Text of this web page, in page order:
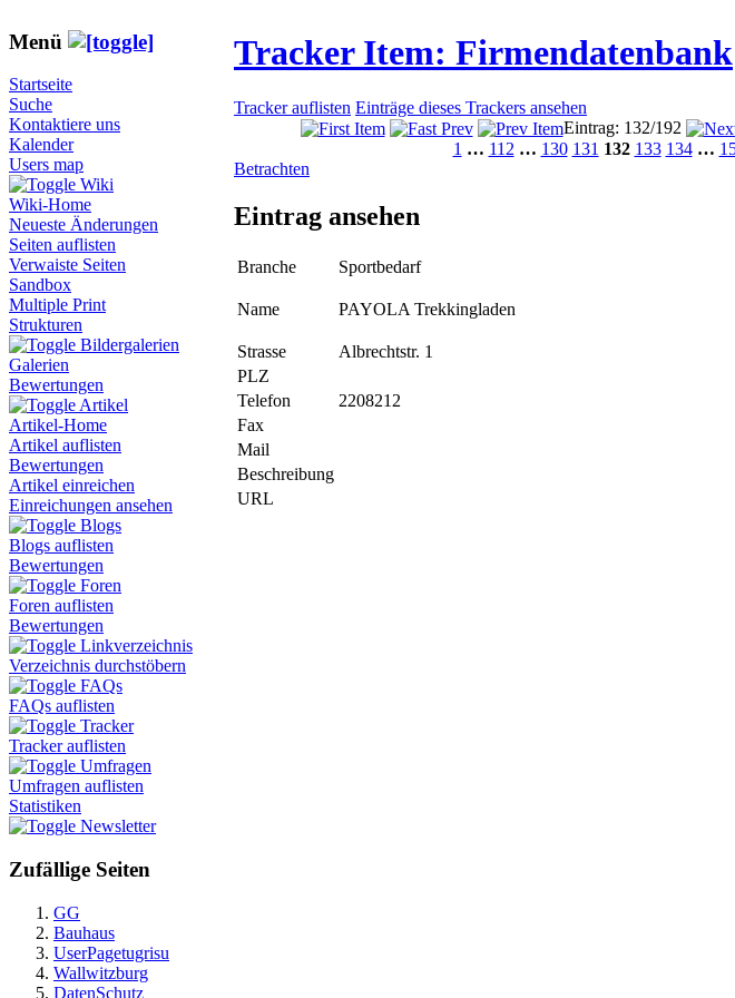
Menü
Startseite
Suche
Kontaktiere uns
Kalender
Users map
Wiki
Wiki-Home
Neueste Änderungen
Seiten auflisten
Verwaiste Seiten
Sandbox
Multiple Print
Strukturen
Bildergalerien
Galerien
Bewertungen
Artikel
Artikel-Home
Artikel auflisten
Bewertungen
Artikel einreichen
Einreichungen ansehen
Blogs
Blogs auflisten
Bewertungen
Foren
Foren auflisten
Bewertungen
Linkverzeichnis
Verzeichnis durchstöbern
FAQs
FAQs auflisten
Tracker
Tracker auflisten
Umfragen
Umfragen auflisten
Statistiken
Newsletter
Zufällige Seiten
GG
Bauhaus
UserPagetugrisu
Wallwitzburg
DatenSchutz
Tracker Item: Firmendatenbank
Tracker auflisten Einträge dieses Trackers ansehen
Eintrag: 132/192
1 … 112 … 130 131 132 133 134 …
Betrachten
Eintrag ansehen
Branche Sportbedarf
Name PAYOLA Trekkingladen
Strasse
Albrechtstr. 1
PLZ
Telefon
2208212
Fax
Mail
Beschreibung
URL